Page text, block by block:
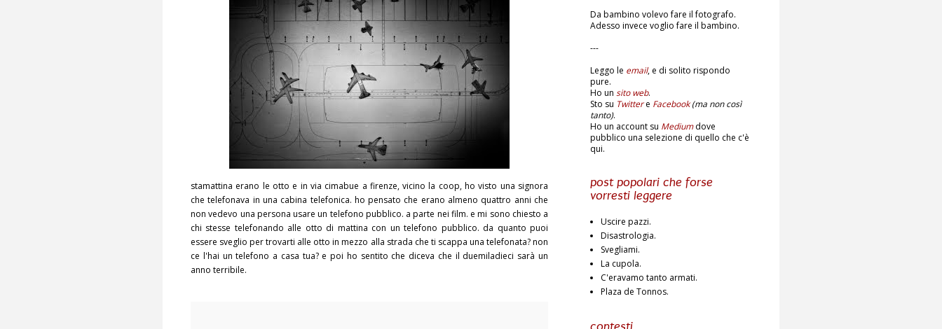
stamattina erano le otto e in via cimabue a firenze, vicino la coop, ho visto una signora
che telefonava in una cabina telefonica. ho pensato che erano almeno quattro anni che
non vedevo una persona usare un telefono pubblico. a parte nei film. e mi sono chiesto a
chi stesse telefonando alle otto di mattina con un telefono pubblico. da quanto puoi
essere sveglio per trovarti alle otto in mezzo alla strada che ti scappa una telefonata? non
ce l'hai un telefono a casa tua? e poi ho sentito che diceva che il duemiladieci sarà un
anno terribile.
Da bambino volevo fare il fotografo.
Adesso invece voglio fare il bambino.
---
Leggo le email, e di solito rispondo
pure.
Ho un sito web.
Sto su Twitter e Facebook(ma non così
tanto).
Ho un account su Mediumdove
pubblico una selezione di quello che c'è
qui.
post popolari che forse
vorresti leggere
Uscire pazzi.
Disastrologia.
Svegliami.
La cupola.
C'eravamo tanto armati.
Plaza de Tonnos.